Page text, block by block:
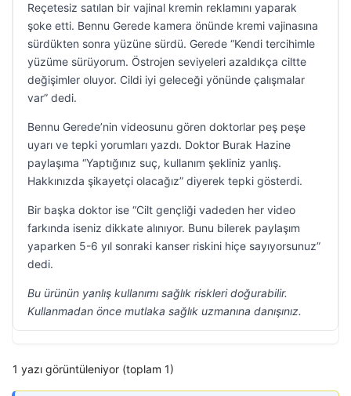
Reçetesiz satılan bir vajinal kremin reklamını yaparak
şoke etti. Bennu Gerede kamera önünde kremi vajinasına
sürdükten sonra yüzüne sürdü. Gerede “Kendi tercihimle
yüzüme sürüyorum. Östrojen seviyeleri azaldıkça ciltte
değişimler oluyor. Cildi iyi geleceği yönünde çalışmalar
var” dedi.
Bennu Gerede’nin videosunu gören doktorlar peş peşe
uyarı ve tepki yorumları yazdı. Doktor Burak Hazine
paylaşıma “Yaptığınız suç, kullanım şekliniz yanlış.
Hakkınızda şikayetçi olacağız” diyerek tepki gösterdi.
Bir başka doktor ise “Cilt gençliği vadeden her video
farkında iseniz dikkate alınıyor. Bunu bilerek paylaşım
yaparken 5-6 yıl sonraki kanser riskini hiçe sayıyorsunuz”
dedi.
Bu ürünün yanlış kullanımı sağlık riskleri doğurabilir.
Kullanmadan önce mutlaka sağlık uzmanına danışınız.
1 yazı görüntüleniyor (toplam 1)